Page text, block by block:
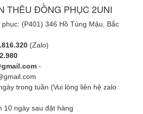
THÊU ĐỒNG PHỤC 2UNI
(P401) 346 Hồ Tùng Mậu, Bắc
(Zalo)
-
trong tuần (Vui lòng liên hệ zalo
10 ngày sau đặt hàng